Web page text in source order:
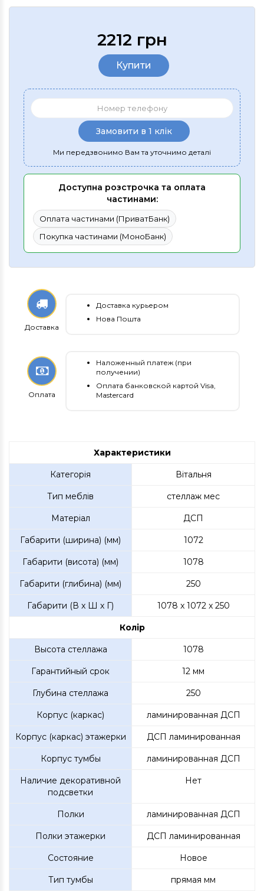
2212 грн
Купити
Замовити в 1 клік
Ми передзвонимо Вам та уточнимо деталі
Доступна розстрочка та оплата
частинами:
Оплата частинами (ПриватБанк)
Покупка частинами (МоноБанк)
Доставка
Доставка курьером
Нова Пошта
Оплата
Наложенный платеж (при
получении)
Оплата банковской картой Visa,
Mastercard
Характеристики
Категорія Вітальня
Тип меблів стеллаж мес
Матеріал ДСП
Габарити (ширина) (мм) 1072
Габарити (висота) (мм) 1078
Габарити (глибина) (мм) 250
Габарити (В х Ш х Г) 1078 x 1072 x 250
Колір
Высота стеллажа 1078
Гарантийный срок 12 мм
Глубина стеллажа 250
Корпус (каркас) ламинированная ДСП
Корпус (каркас) этажерки ДСП ламинированная
Корпус тумбы ламинированная ДСП
Наличие декоративной
подсветки
Нет
Полки ламинированная ДСП
Полки этажерки ДСП ламинированная
Состояние Новое
Тип тумбы прямая мм